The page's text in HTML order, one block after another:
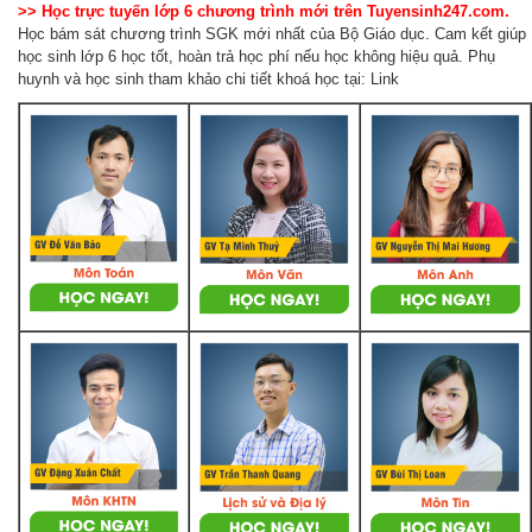
>> Học trực tuyến lớp 6 chương trình mới trên Tuyensinh247.com.
Học bám sát chương trình SGK mới nhất của Bộ Giáo dục. Cam kết giúp
học sinh lớp 6 học tốt, hoàn trả học phí nếu học không hiệu quả. Phụ
huynh và học sinh tham khảo chi tiết khoá học tại: Link